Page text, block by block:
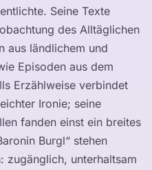
Seine Texte
des Alltäglichen
aus ländlichem und
Episoden aus dem
Erzählweise verbindet
Ironie; seine
fanden einst ein breites
Burgl“ stehen
zugänglich, unterhaltsam